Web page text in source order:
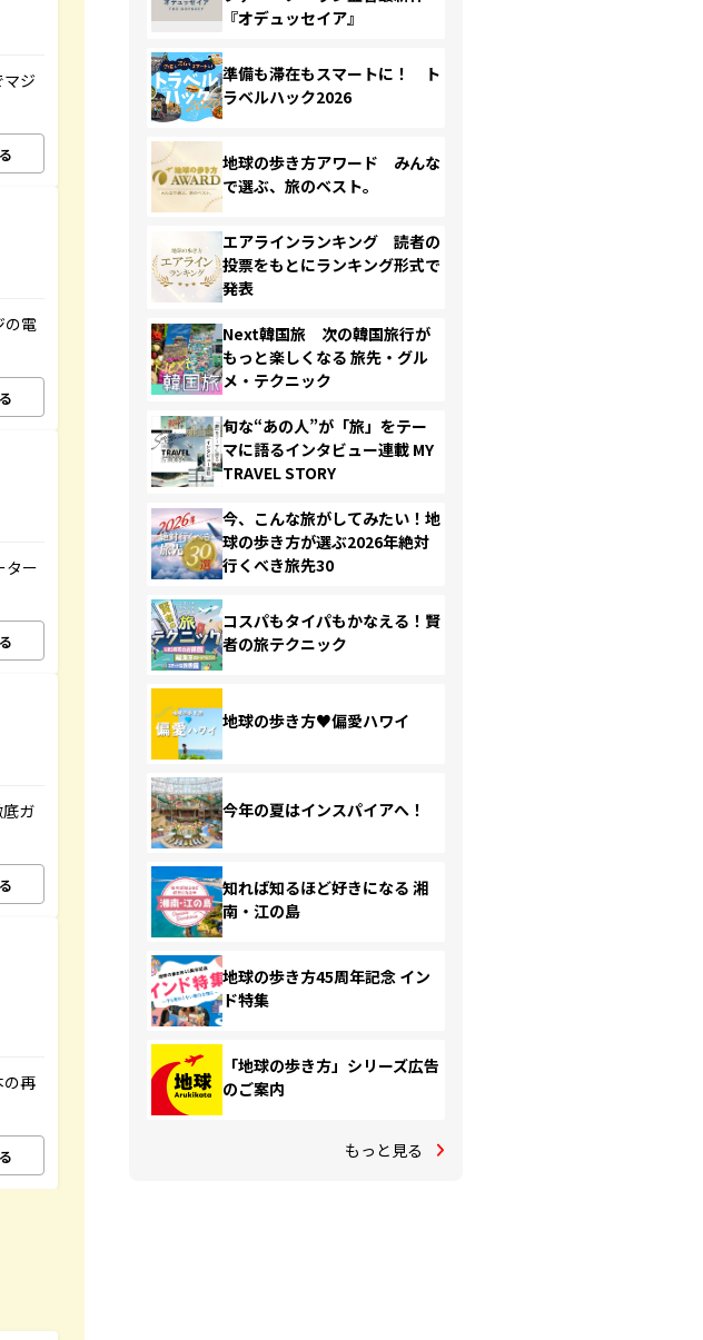
ジ
の電
ター
ガ
の再
『オデュッセイア』
準備も滞在もスマートに！ ト
ラベルハック2026
地球の歩き方アワード みんな
で選ぶ、旅のベスト。
エアラインランキング 読者の
投票をもとにランキング形式で
発表
Next韓国旅 次の韓国旅行が
もっと楽しくなる 旅先・グル
メ・テクニック
旬な“あの人”が「旅」をテー
マに語るインタビュー連載 MY
TRAVEL STORY
今、こんな旅がしてみたい！地
球の歩き方が選ぶ2026年絶対
行くべき旅先30
コスパもタイパもかなえる！賢
者の旅テクニック
地球の歩き方♥偏愛ハワイ
今年の夏はインスパイアへ！
知れば知るほど好きになる 湘
南・江の島
地球の歩き方45周年記念 イン
ド特集
「地球の歩き方」シリーズ広告
のご案内
もっと見る